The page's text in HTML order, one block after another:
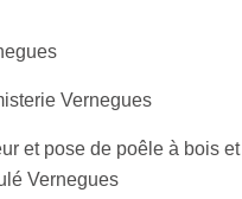
Vernegues
et pose de poêle à bois et
Vernegues